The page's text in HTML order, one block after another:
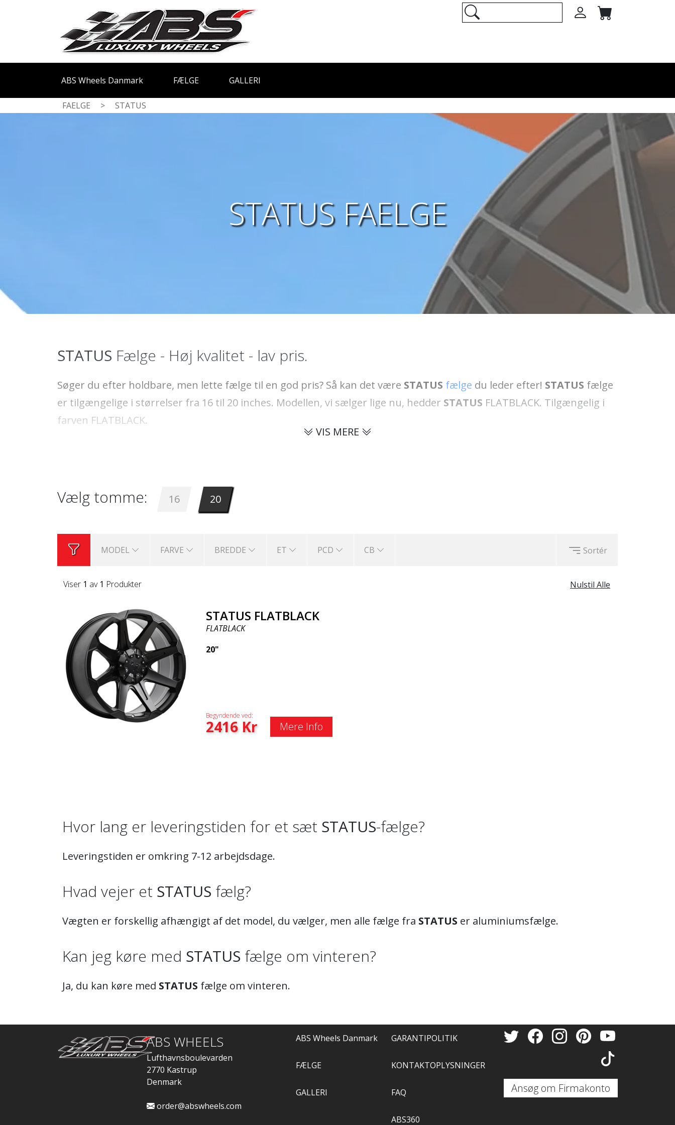
ABS Wheels Danmark FÆLGE GALLERI
FAELGE > STATUS
STATUS FAELGE
STATUS Fælge - Høj kvalitet - lav pris.
Søger du efter holdbare, men lette fælge til en god pris? Så kan det være STATUS fælge du leder efter! STATUS fælge
er tilgængelige i størrelser fra 16 til 20 inches. Modellen, vi sælger lige nu, hedder STATUS FLATBLACK. Tilgængelig i
farven FLATBLACK.
VIS MERE
Vælg tomme: 16 20
MODEL FARVE BREDDE ET PCD CB Sortér
Nulstil Alle
Viser 1 av 1 Produkter
STATUS FLATBLACK
FLATBLACK
20"
Begyndende ved:
2416Kr Mere Info
Hvor lang er leveringstiden for et sæt STATUS-fælge?
Leveringstiden er omkring 7-12 arbejdsdage.
Hvad vejer et STATUS fælg?
Vægten er forskellig afhængigt af det model, du vælger, men alle fælge fra STATUS er aluminiumsfælge.
Kan jeg køre med STATUS fælge om vinteren?
Ja, du kan køre med STATUS fælge om vinteren.
ABS WHEELS
Lufthavnsboulevarden
2770 Kastrup
Denmark
order@abswheels.com
ABS Wheels Danmark
FÆLGE
GALLERI
GARANTIPOLITIK
KONTAKTOPLYSNINGER
FAQ
ABS360
Ansøg om Firmakonto